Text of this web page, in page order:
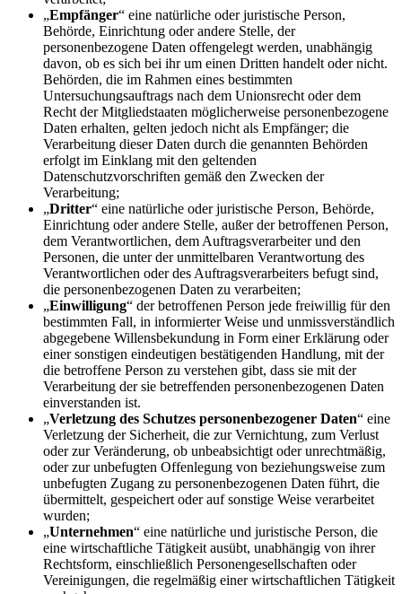
„Empfänger“ eine natürliche oder juristische Person,
Behörde, Einrichtung oder andere Stelle, der
personenbezogene Daten offengelegt werden, unabhängig
davon, ob es sich bei ihr um einen Dritten handelt oder nicht.
Behörden, die im Rahmen eines bestimmten
Untersuchungsauftrags nach dem Unionsrecht oder dem
Recht der Mitgliedstaaten möglicherweise personenbezogene
Daten erhalten, gelten jedoch nicht als Empfänger; die
Verarbeitung dieser Daten durch die genannten Behörden
erfolgt im Einklang mit den geltenden
Datenschutzvorschriften gemäß den Zwecken der
Verarbeitung;
„Dritter“ eine natürliche oder juristische Person, Behörde,
Einrichtung oder andere Stelle, außer der betroffenen Person,
dem Verantwortlichen, dem Auftragsverarbeiter und den
Personen, die unter der unmittelbaren Verantwortung des
Verantwortlichen oder des Auftragsverarbeiters befugt sind,
die personenbezogenen Daten zu verarbeiten;
„Einwilligung“ der betroffenen Person jede freiwillig für den
bestimmten Fall, in informierter Weise und unmissverständlich
abgegebene Willensbekundung in Form einer Erklärung oder
einer sonstigen eindeutigen bestätigenden Handlung, mit der
die betroffene Person zu verstehen gibt, dass sie mit der
Verarbeitung der sie betreffenden personenbezogenen Daten
einverstanden ist.
„Verletzung des Schutzes personenbezogener Daten“ eine
Verletzung der Sicherheit, die zur Vernichtung, zum Verlust
oder zur Veränderung, ob unbeabsichtigt oder unrechtmäßig,
oder zur unbefugten Offenlegung von beziehungsweise zum
unbefugten Zugang zu personenbezogenen Daten führt, die
übermittelt, gespeichert oder auf sonstige Weise verarbeitet
wurden;
„Unternehmen“ eine natürliche und juristische Person, die
eine wirtschaftliche Tätigkeit ausübt, unabhängig von ihrer
Rechtsform, einschließlich Personengesellschaften oder
Vereinigungen, die regelmäßig einer wirtschaftlichen Tätigkeit